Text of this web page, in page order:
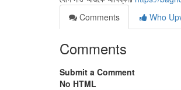
Comments
Who
Comments
Submit a Comment
No HTML